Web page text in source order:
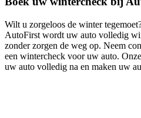
Wilt u zorgeloos de winter
AutoFirst wordt uw auto volledig
zonder zorgen de weg op. Neem
een wintercheck voor uw auto.
uw auto volledig na en maken uw